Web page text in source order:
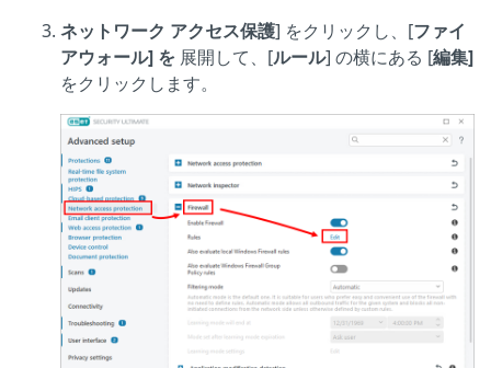
ネットワーク アクセス保護] をクリックし、[ファイ
アウォール] を 展開して、[ルール] の横にある [編集]
をクリックします。